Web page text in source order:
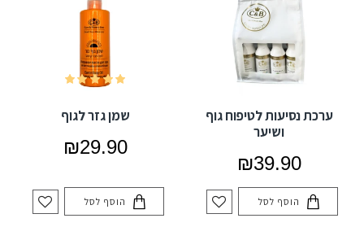
ערכת נסיעות לטיפוח גוף
ושיער
₪39.90
הוסף לסל
שמן גזר לגוף
₪29.90
הוסף לסל